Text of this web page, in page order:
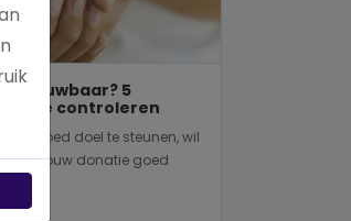
5
zelf te controleren
een goed doel te steunen, wil
dat jouw donatie goed